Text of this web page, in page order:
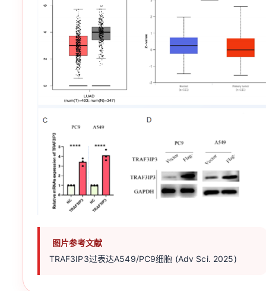
图片参考文献
TRAF3IP3过表达A549/PC9细胞 (Adv Sci. 2025)